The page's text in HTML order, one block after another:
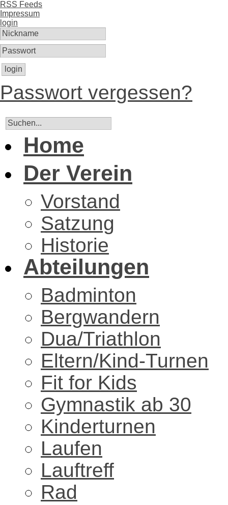
RSS Feeds
Impressum
login
login
Passwort vergessen?
Home
Der Verein
Vorstand
Satzung
Historie
Abteilungen
Badminton
Bergwandern
Dua/Triathlon
Eltern/Kind-Turnen
Fit for Kids
Gymnastik ab 30
Kinderturnen
Laufen
Lauftreff
Rad